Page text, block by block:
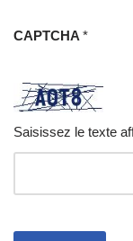
CAPTCHA *
Saisissez le texte